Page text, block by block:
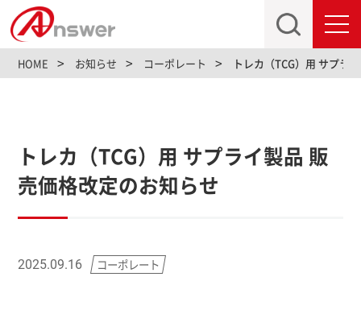
HOME お知らせ コーポレート トレカ（TCG）用 サプラ
トレカ（TCG）用 サプライ製品 販
売価格改定のお知らせ
2025.09.16 コーポレート